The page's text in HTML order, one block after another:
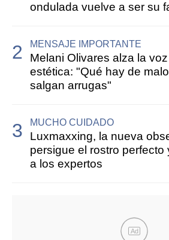
ondulada vuelve a ser su
MENSAJE IMPORTANTE
Melani Olivares alza la
estética: "Qué hay de
salgan arrugas"
MUCHO CUIDADO
Luxmaxxing, la nueva
persigue el rostro perfecto
a los expertos
Ad